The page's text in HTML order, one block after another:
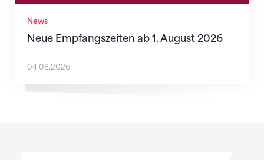
News
Neue Empfangszeiten ab 1. August 2026
04.08.2026